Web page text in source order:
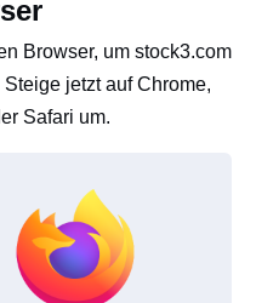
Browser, um stock3.com
jetzt auf Chrome,
Safari um.